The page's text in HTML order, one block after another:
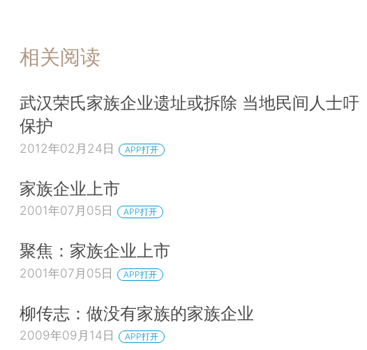
相关阅读
武汉荣氏家族企业遗址或拆除 当地民间人士吁
保护
2012年02月24日 APP打开
家族企业上市
2001年07月05日 APP打开
聚焦：家族企业上市
2001年07月05日 APP打开
柳传志：做没有家族的家族企业
2009年09月14日 APP打开